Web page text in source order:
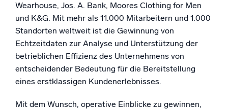
Zertifizierungen
Wearhouse, Jos. A. Bank, Moores Clothing for Men
und K&G. Mit mehr als 11.000 Mitarbeitern und 1.000
Standorten weltweit ist die Gewinnung von
Echtzeitdaten zur Analyse und Unterstützung der
betrieblichen Effizienz des Unternehmens von
entscheidender Bedeutung für die Bereitstellung
eines erstklassigen Kundenerlebnisses.
Mit dem Wunsch, operative Einblicke zu gewinnen,